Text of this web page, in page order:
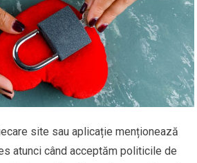
site sau aplicație menționează
atunci când acceptăm politicile de